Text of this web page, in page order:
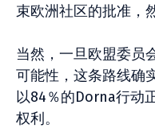
束欧洲社区的批准，
当然，一旦欧盟委员
可能性，这条路线确
以84％的Dorna行动
权利。